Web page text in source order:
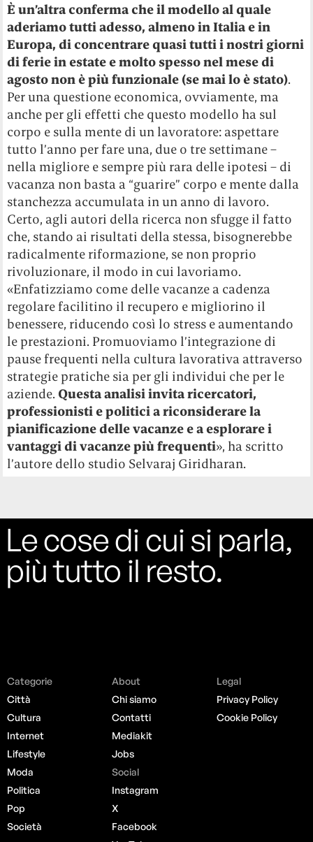
È un’altra conferma che il modello al quale
aderiamo tutti adesso, almeno in Italia e in
Europa, di concentrare quasi tutti i nostri giorni
di ferie in estate e molto spesso nel mese di
agosto non è più funzionale (se mai lo è stato).
Per una questione economica, ovviamente, ma
anche per gli effetti che questo modello ha sul
corpo e sulla mente di un lavoratore: aspettare
tutto l’anno per fare una, due o tre settimane –
nella migliore e sempre più rara delle ipotesi – di
vacanza non basta a “guarire” corpo e mente dalla
stanchezza accumulata in un anno di lavoro.
Certo, agli autori della ricerca non sfugge il fatto
che, stando ai risultati della stessa, bisognerebbe
radicalmente riformazione, se non proprio
rivoluzionare, il modo in cui lavoriamo.
«Enfatizziamo come delle vacanze a cadenza
regolare facilitino il recupero e migliorino il
benessere, riducendo così lo stress e aumentando
le prestazioni. Promuoviamo l’integrazione di
pause frequenti nella cultura lavorativa attraverso
strategie pratiche sia per gli individui che per le
aziende. Questa analisi invita ricercatori,
professionisti e politici a riconsiderare la
pianificazione delle vacanze e a esplorare i
vantaggi di vacanze più frequenti», ha scritto
l’autore dello studio Selvaraj Giridharan.
Le cose di cui si parla,
più tutto il resto.
Categorie
Città
Cultura
Internet
Lifestyle
Moda
Politica
Pop
Società
About
Chi siamo
Contatti
Mediakit
Jobs
Social
Instagram
X
Facebook
Legal
Privacy Policy
Cookie Policy